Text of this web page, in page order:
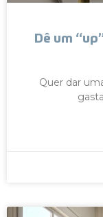
Dê um
Quer dar